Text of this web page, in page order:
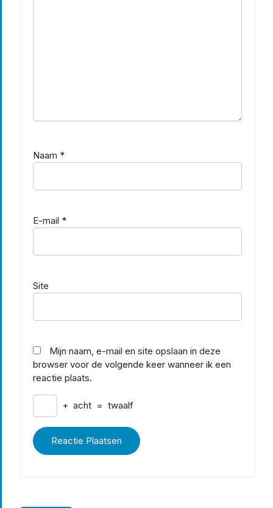
Naam *
E-mail *
Site
Mijn naam, e-mail en site opslaan in deze
browser voor de volgende keer wanneer ik een
reactie plaats.
+ acht = twaalf